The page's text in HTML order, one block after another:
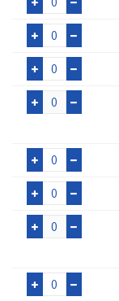
-
+
-
+
-
+
-
+
-
+